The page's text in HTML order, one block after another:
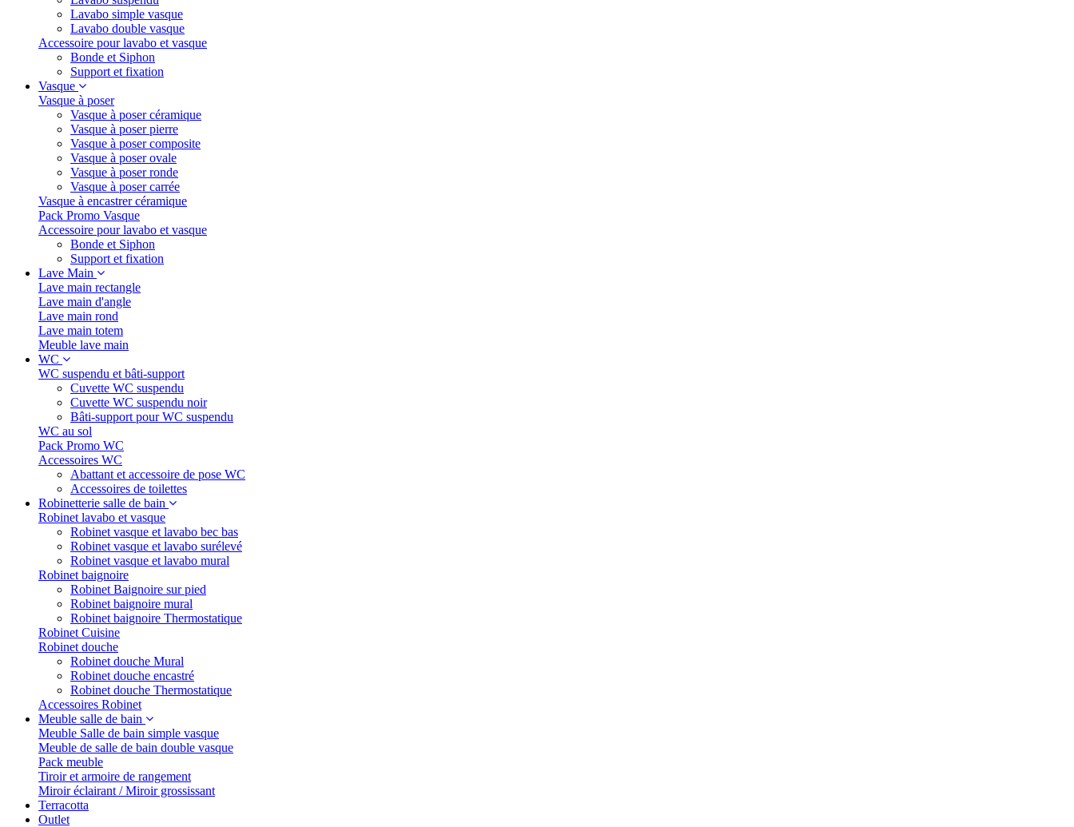
Lavabo simple vasque
Lavabo double vasque
Accessoire pour lavabo et vasque
Bonde et Siphon
Support et fixation
Vasque
Vasque à poser
Vasque à poser céramique
Vasque à poser pierre
Vasque à poser composite
Vasque à poser ovale
Vasque à poser ronde
Vasque à poser carrée
Vasque à encastrer céramique
Pack Promo Vasque
Accessoire pour lavabo et vasque
Bonde et Siphon
Support et fixation
Lave Main
Lave main rectangle
Lave main d'angle
Lave main rond
Lave main totem
Meuble lave main
WC
WC suspendu et bâti-support
Cuvette WC suspendu
Cuvette WC suspendu noir
Bâti-support pour WC suspendu
WC au sol
Pack Promo WC
Accessoires WC
Abattant et accessoire de pose WC
Accessoires de toilettes
Robinetterie salle de bain
Robinet lavabo et vasque
Robinet vasque et lavabo bec bas
Robinet vasque et lavabo surélevé
Robinet vasque et lavabo mural
Robinet baignoire
Robinet Baignoire sur pied
Robinet baignoire mural
Robinet baignoire Thermostatique
Robinet Cuisine
Robinet douche
Robinet douche Mural
Robinet douche encastré
Robinet douche Thermostatique
Accessoires Robinet
Meuble salle de bain
Meuble Salle de bain simple vasque
Meuble de salle de bain double vasque
Pack meuble
Tiroir et armoire de rangement
Miroir éclairant / Miroir grossissant
Terracotta
Outlet